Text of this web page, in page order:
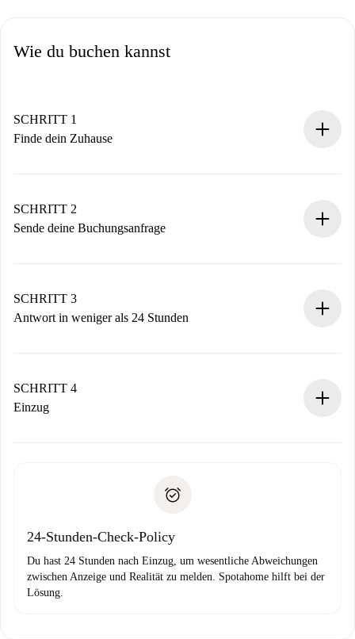
Wie du buchen kannst
SCHRITT 1
Finde dein Zuhause
Du erhältst alle notwendigen Informationen im Voraus.
SCHRITT 2
Sende deine Buchungsanfrage
Denk daran, dass wir dich erst belasten, wenn der
Vermieter zustimmt.
SCHRITT 3
Antwort in weniger als 24 Stunden
stellen den Kontakt her.
Wenn der Vermieter ablehnen muss, entstehen keine
SCHRITT 4
Einzug
24-Stunden-Check-Policy
Du hast 24 Stunden nach Einzug, um wesentliche Abweichungen
zwischen Anzeige und Realität zu melden. Spotahome hilft bei der
Lösung.